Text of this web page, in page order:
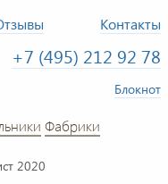
Контакты
+7 (495) 212 92 78
Блокнот
Фабрики
2020